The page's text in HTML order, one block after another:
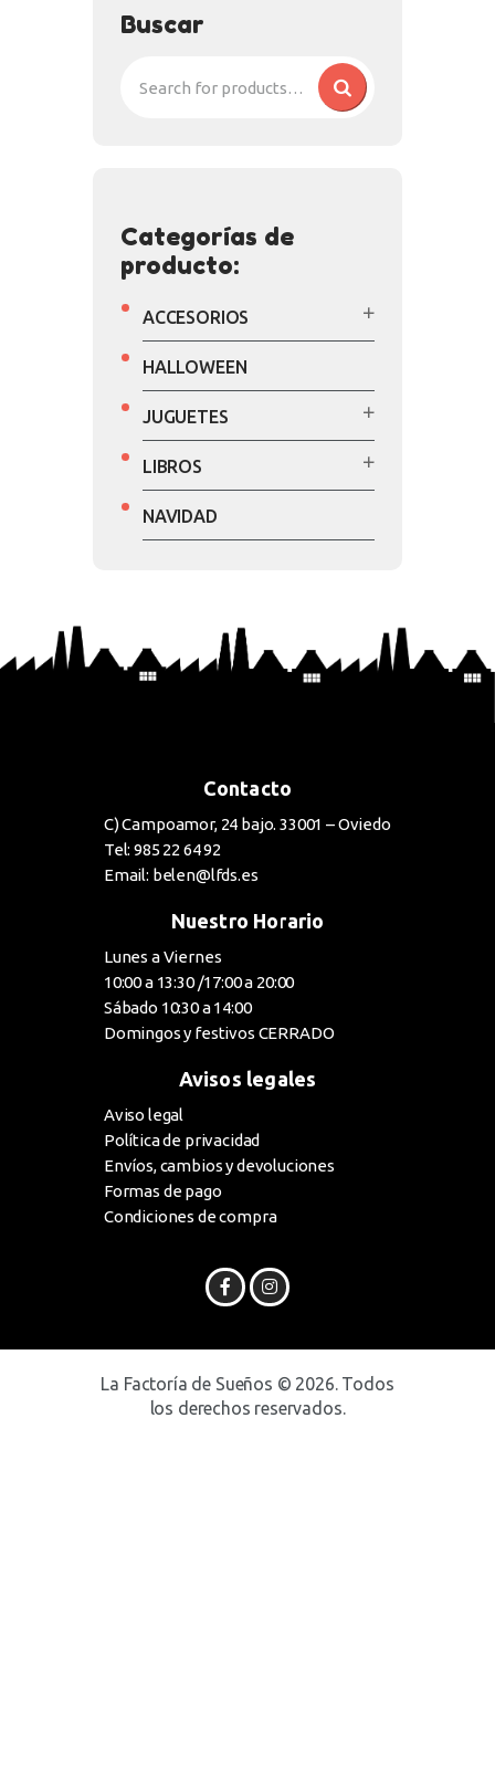
Buscar
Categorías de
producto:
ACCESORIOS
HALLOWEEN
JUGUETES
LIBROS
NAVIDAD
Contacto
C) Campoamor, 24 bajo. 33001 – Oviedo
Tel: 985 22 64 92
Email: belen@lfds.es
Nuestro Horario
Lunes a Viernes
10:00 a 13:30 /17:00 a 20:00
Sábado 10:30 a 14:00
Domingos y festivos CERRADO
Avisos legales
Aviso legal
Política de privacidad
Envíos, cambios y devoluciones
Formas de pago
Condiciones de compra
La Factoría de Sueños © 2026. Todos
los derechos reservados.